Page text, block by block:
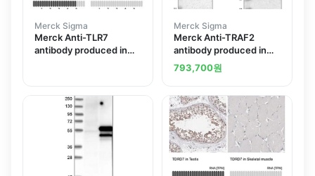
Merck Sigma
Merck Anti-TLR7
antibody produced in
Merck Sigma
Merck Anti-TRAF2
antibody produced in
rabbit
793,700원